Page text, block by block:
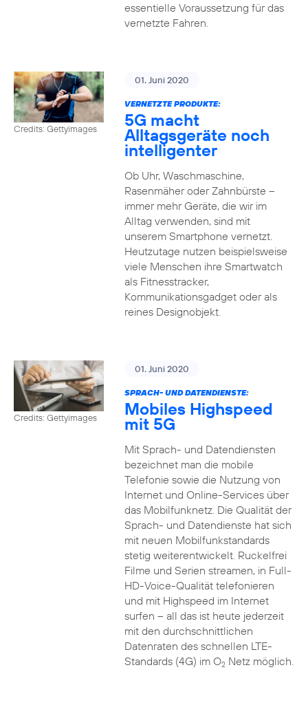
essentielle Voraussetzung für das
vernetzte Fahren.
Credits: Gettyimages
01. Juni 2020
VERNETZTE PRODUKTE:
5G macht
Alltagsgeräte noch
intelligenter
Ob Uhr, Waschmaschine,
Rasenmäher oder Zahnbürste –
immer mehr Geräte, die wir im
Alltag verwenden, sind mit
unserem Smartphone vernetzt.
Heutzutage nutzen beispielsweise
viele Menschen ihre Smartwatch
als Fitnesstracker,
Kommunikationsgadget oder als
reines Designobjekt.
Credits: Gettyimages
01. Juni 2020
SPRACH- UND DATENDIENSTE:
Mobiles Highspeed
mit 5G
Mit Sprach- und Datendiensten
bezeichnet man die mobile
Telefonie sowie die Nutzung von
Internet und Online-Services über
das Mobilfunknetz. Die Qualität der
Sprach- und Datendienste hat sich
mit neuen Mobilfunkstandards
stetig weiterentwickelt. Ruckelfrei
Filme und Serien streamen, in Full-
HD-Voice-Qualität telefonieren
und mit Highspeed im Internet
surfen – all das ist heute jederzeit
mit den durchschnittlichen
Datenraten des schnellen LTE-
Standards (4G) im O2Netz möglich.